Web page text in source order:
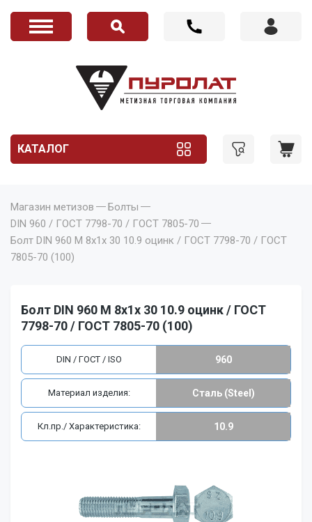
КАТАЛОГ
Магазин метизов
Болты
DIN 960 / ГОСТ 7798-70 / ГОСТ 7805-70
Болт DIN 960 M 8x1x 30 10.9 оцинк / ГОСТ 7798-70 / ГОСТ
7805-70 (100)
Болт DIN 960 M 8x1x 30 10.9 оцинк / ГОСТ
7798-70 / ГОСТ 7805-70 (100)
DIN / ГОСТ / ISO 960
Материал изделия: Сталь (Steel)
Кл.пр./ Характеристика: 10.9